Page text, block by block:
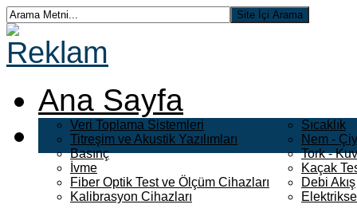
Ana Sayfa
Veri Toplama Sistemleri
Titreşim ve Akustik Yazılımları
Basınç
İvme
Fiber Optik Test ve Ölçüm Cihazları
Kalibrasyon Cihazları
Sıcaklık
Nem -
Tork -
Kaçak
Debi Akış